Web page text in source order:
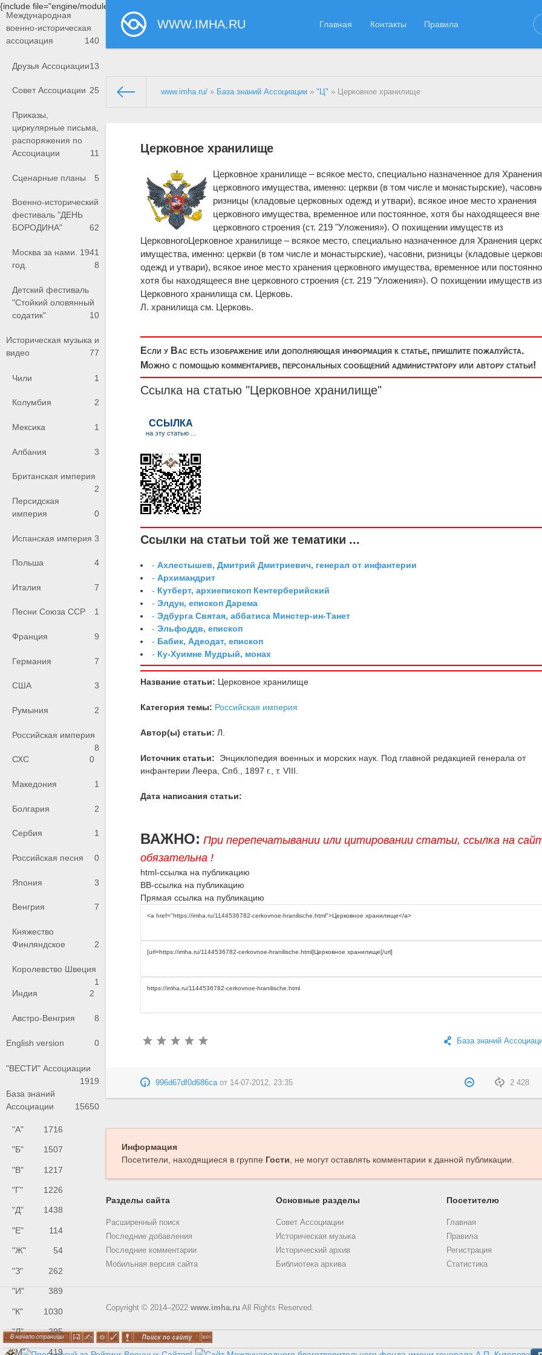
{include file="engine/modules/saperu/head.php"}
WWW.IMHA.RU Главная Контакты Правила
Международная
военно-историческая
ассоциация
140
Друзья Ассоциации13
Совет Ассоциации 25
Приказы,
циркулярные письма,
распоряжения по
Ассоциации
11
Сценарные планы 5
Военно-исторический
фестиваль "ДЕНЬ
БОРОДИНА"
62
Москва за нами. 1941
год.
8
Детский фестиваль
"Стойкий оловянный
содатик"
10
Историческая музыка и
видео
77
Чили 1
Колумбия 2
Мексика 1
Албания 3
Британская империя
2
Персидская
империя
0
Испанская империя 3
Польша 4
Италия 7
Песни Союза ССР 1
Франция 9
Германия 7
США 3
Румыния 2
Российская империя
8
СХС
0
Македония 1
Болгария 2
Сербия 1
Российская песня 0
Япония 3
Венгрия 7
Княжество
Финляндское
2
Королевство Швеция
1
Индия
2
Австро-Венгрия 8
English version 0
"ВЕСТИ" Ассоциации
1919
База знаний
Ассоциации
15650
"А" 1716
"Б" 1507
"В" 1217
"Г" 1226
"Д" 1438
"Е" 114
"Ж" 54
"З" 262
"И" 389
"К" 1030
"Л" 295
"М" 419
www.imha.ru/ » База знаний Ассоциации »"Ц" » Церковное хранилище
Церковное хранилище
Церковное хранилище – всякое место, специально назначенное для Хранения
церковного имущества, именно: церкви (в том числе и монастырские),
ризницы (кладовые церковных одежд и утвари), всякое иное место хранения
церковного имущества, временное или постоянное, хотя бы находящееся вне
церковного строения (ст. 219 "Уложения»). О похищении имуществ из
ЦерковногоЦерковное хранилище – всякое место, специально назначенное для Хранения
имущества, именно: церкви (в том числе и монастырские), часовни, ризницы (кладовые
одежд и утвари), всякое иное место хранения церковного имущества, временное или
хотя бы находящееся вне церковного строения (ст. 219 "Уложения»). О похищении имуществ из
Церковного хранилища см. Церковь.
Л. хранилища см. Церковь.
Если у Вас есть изображение или дополняющая информация к статье, пришлите пожалуйста.
Можно с помощью комментариев, персональных сообщений администратору или автору статьи!
Ссылка на статью "Церковное хранилище"
Ссылки на статьи той же тематики ...
-Ахлестышев, Дмитрий Дмитриевич, генерал от инфантерии
-Архимандрит
- Кутберт, архиепископ Кентерберийский
-Элдун, епископ Дарема
-Эдбурга Святая, аббатиса Минстер-ин-Танет
-Эльфоддв, епископ
- Бабик, Адеодат, епископ
- Ку-Хуимне Мудрый, монах
Название статьи: Церковное хранилище
Категория темы: Российская империя
Автор(ы) статьи: Л.
Источник статьи:
Энциклопедия военных и морских наук. Под главной редакцией генерала от
инфантерии Леера, Спб., 1897 г., т. VIII.
Дата написания статьи:
ВАЖНО: При перепечатывании или цитировании статьи, ссылка на
обязательна !
html-ссылка на публикацию
BB-ссылка на публикацию
Прямая ссылка на публикацию
База знаний
2 428
996d67df0d686caот 14-07-2012, 23:35
Информация
Посетители, находящиеся в группе Гости, не могут оставлять комментарии к данной публикации.
Разделы сайта
Расширенный поиск
Последние добавления
Последние комментарии
Мобильная версия сайта
Основные разделы
Совет Ассоциации
Историческая музыка
Исторический архив
Библиотека архива
Посетителю
Главная
Правила
Регистрация
Статистика
Copyright © 2014–2022 www.imha.ru All Rights Reserved.